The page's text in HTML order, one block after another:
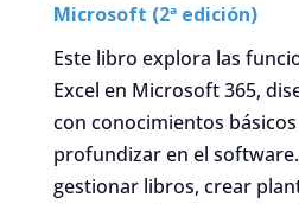
Microsoft (2ª edición)
Este libro explora las
Excel en Microsoft 365,
con conocimientos
profundizar en el
gestionar libros, crear